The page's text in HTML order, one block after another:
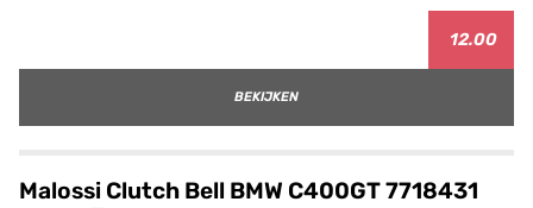
12.00
BEKIJKEN
Malossi Clutch Bell BMW C400GT 7718431